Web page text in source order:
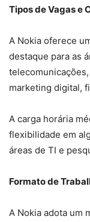
Tipos de Vagas e
A Nokia oferece
destaque para as
marketing digital,
A carga horária
flexibilidade em
áreas de TI e
Formato de
A Nokia adota um